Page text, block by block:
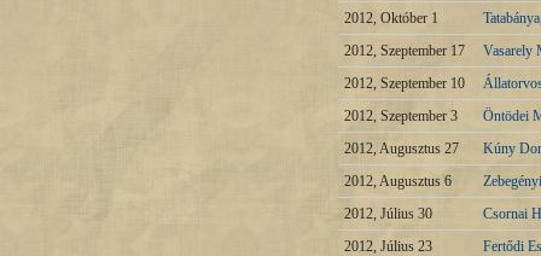
2012, Október 1
2012, Szeptember 17
Vasarely
2012, Szeptember 10
2012, Szeptember 3
Öntödei
2012, Augusztus 27
Kúny
2012, Augusztus 6
2012, Július 30
Csornai
2012, Július 23
Fertődi